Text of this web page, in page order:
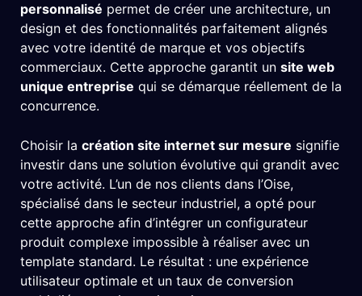
personnalisé permet de créer une architecture, un
design et des fonctionnalités parfaitement alignés
avec votre identité de marque et vos objectifs
commerciaux. Cette approche garantit un site web
unique entreprise qui se démarque réellement de la
concurrence.
Choisir la création site internet sur mesure signifie
investir dans une solution évolutive qui grandit avec
votre activité. L’un de nos clients dans l’Oise,
spécialisé dans le secteur industriel, a opté pour
cette approche afin d’intégrer un configurateur
produit complexe impossible à réaliser avec un
template standard. Le résultat : une expérience
utilisateur optimale et un taux de conversion